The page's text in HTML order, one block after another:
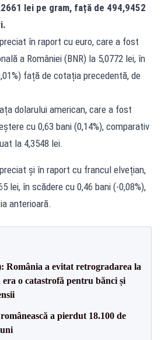
lei pe gram, față de 494,9452
în raport cu euro, care a fost
a României (BNR) la 5,0772 lei, în
față de cotația precedentă, de
dolarului american, care a fost
cu 0,63 bani (0,14%), comparativ
la 4,3548 lei.
și în raport cu francul elvețian,
lei, în scădere cu 0,46 bani (-0,08%),
anterioară.
România a evitat retrogradarea la
o catastrofă pentru bănci și
a pierdut 18.100 de